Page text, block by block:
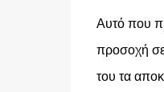
Αυτό που
προσοχή σε
του τα